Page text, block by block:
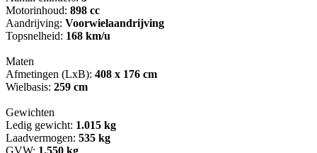
Motorinhoud: 898 cc
Aandrijving: Voorwielaandrijving
Topsnelheid: 168 km/u
Maten
Afmetingen (LxB): 408 x 176 cm
Wielbasis: 259 cm
Gewichten
Ledig gewicht: 1.015 kg
Laadvermogen: 535 kg